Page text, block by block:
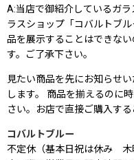
A:当店で御紹介しているガ
ラスショップ「コバルトブ
品を展示することはできな
す。ご了承下さい。
見たい商品を先にお知らせ
します。 商品を揃えるのに
さい。お店で直接ご購入する
コバルトブルー
不定休（基本日祝は休み 木